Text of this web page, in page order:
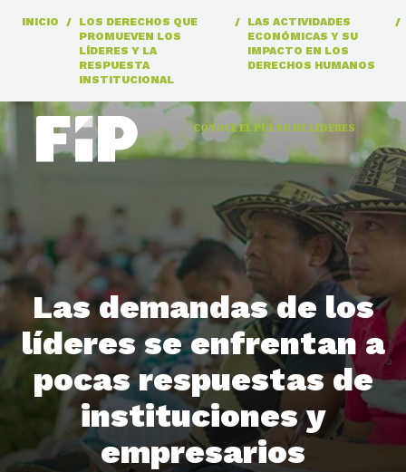
INICIO /
LOS DERECHOS QUE
PROMUEVEN LOS
LÍDERES Y LA
RESPUESTA
INSTITUCIONAL
/
LAS ACTIVIDADES
ECONÓMICAS Y SU
IMPACTO EN LOS
DERECHOS HUMANOS
/
CONOCE EL PULSO DE LÍDERES
Las demandas de los
líderes se enfrentan a
pocas respuestas de
instituciones y
empresarios